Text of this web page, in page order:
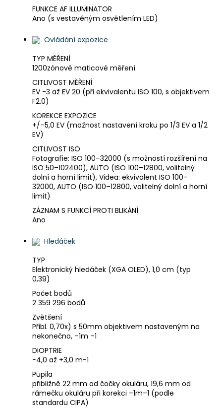
FUNKCE AF ILLUMINATOR
Ano (s vestavěným osvětlením LED)
Ovládání expozice
TYP MĚŘENÍ
1200zónové maticové měření
CITLIVOST MĚŘENÍ
EV -3 až EV 20 (při ekvivalentu ISO 100, s objektivem
F2.0)
KOREKCE EXPOZICE
+/–5,0 EV (možnost nastavení kroku po 1/3 EV a 1/2
EV)
CITLIVOST ISO
Fotografie: ISO 100–32000 (s možností rozšíření na
ISO 50–102400), AUTO (ISO 100–12800, volitelný
dolní a horní limit), Videa: ekvivalent ISO 100–
32000, AUTO (ISO 100–12800, volitelný dolní a horní
limit)
ZÁZNAM S FUNKCÍ PROTI BLIKÁNÍ
Ano
Hledáček
TYP
Elektronický hledáček (XGA OLED), 1,0 cm (typ
0,39)
Počet bodů
2 359 296 bodů
Zvětšení
Přibl. 0,70x) s 50mm objektivem nastaveným na
nekonečno, –1m –1
DIOPTRIE
−4,0 až +3,0 m-1
Pupila
přibližně 22 mm od čočky okuláru, 19,6 mm od
rámečku okuláru při korekci –1m–1 (podle
standardu CIPA)